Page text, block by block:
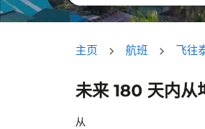
主页 航班 飞往
未来 180 天内从
从
没有符合您的筛选条件的